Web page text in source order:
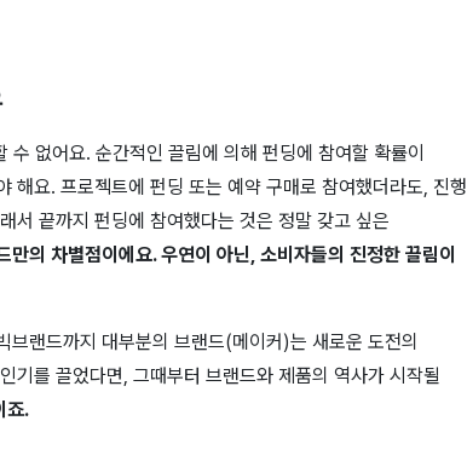
없어요. 순간적인 끌림에 의해 펀딩에 참여할 확률이
해요. 프로젝트에 펀딩 또는 예약 구매로 참여했더라도, 진행
서 끝까지 펀딩에 참여했다는 것은 정말 갖고 싶은
만의 차별점이에요. 우연이 아닌, 소비자들의 진정한 끌림이
랜드까지 대부분의 브랜드(메이커)는 새로운 도전의
기를 끌었다면, 그때부터 브랜드와 제품의 역사가 시작될
죠.